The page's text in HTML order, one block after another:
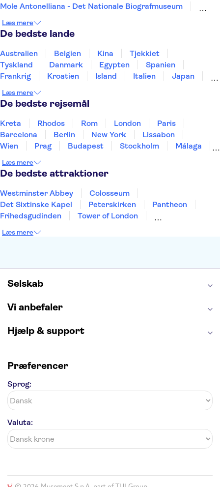
Mole Antonelliana - Det Nationale Biografmuseum
Colosseum
Forum Romanum
Vatikanmuseerne
Katakomberne i Rom
Pantheon
Det Sixtinske Kapel
Amalfi-kysten
Læs mere
De bedste lande
Australien Belgien Kina
Tjekkiet
Tyskland
Danmark Egypten
Spanien
Frankrig
Kroatien Island Italien
Japan
Thailand
Tyrkiet
Læs mere
De bedste rejsemål
Kreta Rhodos Rom London
Paris
Barcelona
Berlin New York
Lissabon
Wien
Prag Budapest Stockholm
Málaga
Kiel
Helsingborg
Læs mere
De bedste attraktioner
Westminster Abbey
Colosseum
Det Sixtinske Kapel
Peterskirken
Pantheon
Frihedsgudinden
Tower of London
Burj Khalifa
Læs mere
Selskab
Vi anbefaler
Hjælp & support
Præferencer
Sprog:
Valuta: